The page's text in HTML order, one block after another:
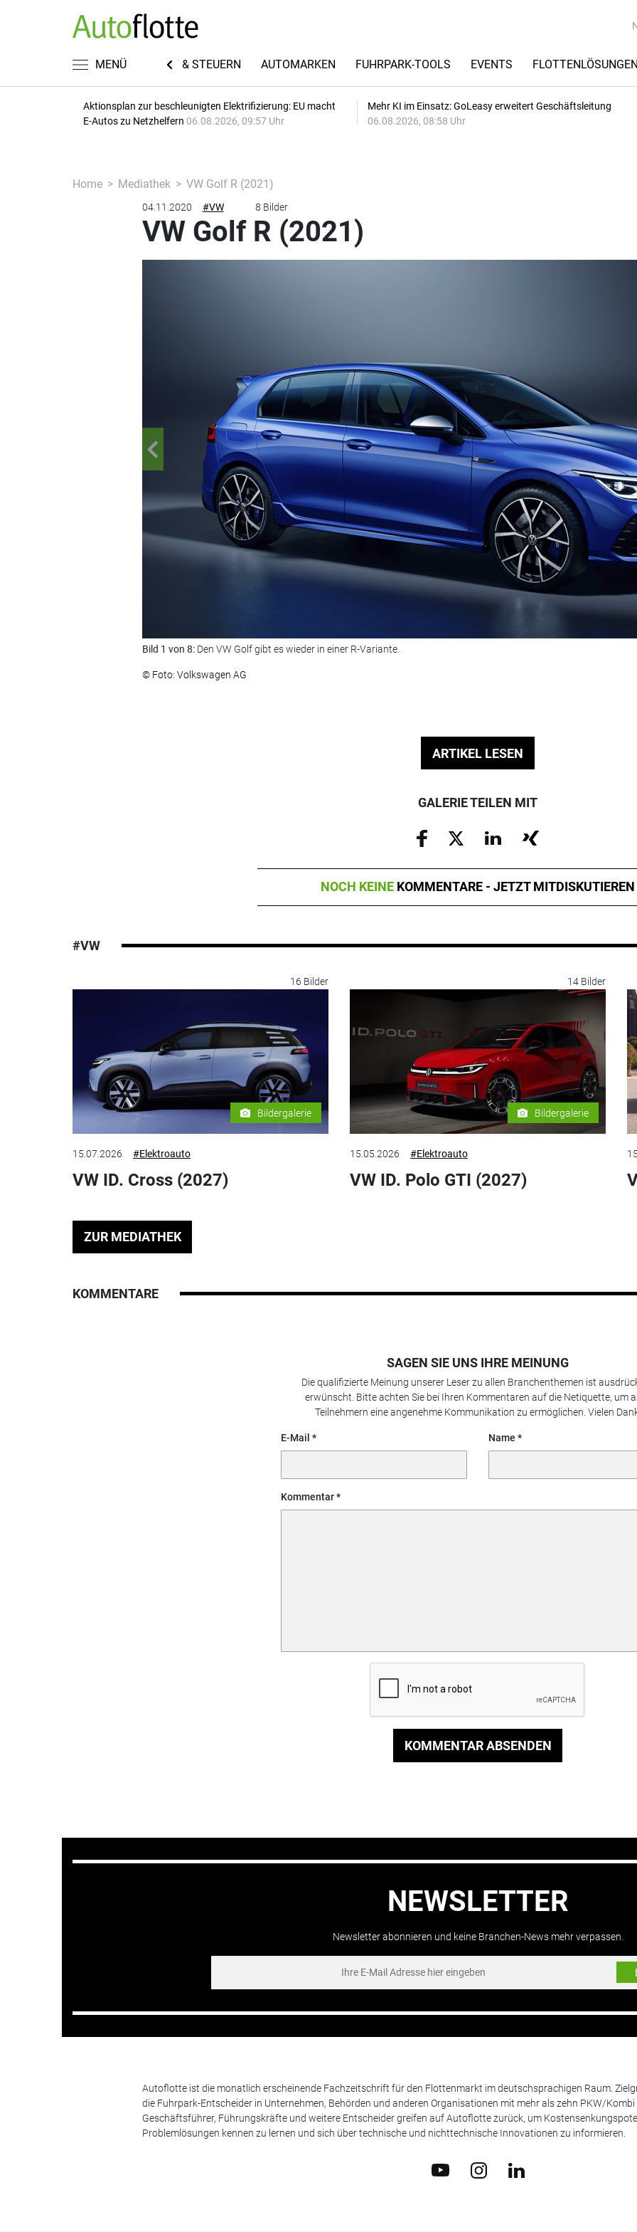
MENÜ
FUHRPARKWISSEN RECHT & STEUERN AUTOMARKEN FUHRPARK-TOOLS EVENTS FLOTTENLÖSUNGEN
Aktionsplan zur beschleunigten Elektrifizierung: EU macht
E-Autos zu Netzhelfern 06.08.2026, 09:57 Uhr
Mehr KI im Einsatz: GoLeasy erweitert Geschäftsleitung
06.08.2026, 08:58 Uhr
Home Mediathek VW Golf R (2021)
04.11.2020 #VW 8 Bilder
VW Golf R (2021)
Bild 1 von 8: Den VW Golf gibt es wieder in einer R-Variante.
© Foto: Volkswagen AG
ARTIKEL LESEN
GALERIE TEILEN MIT
NOCH KEINE KOMMENTARE - JETZT MITDISKUTIEREN
#VW
16 Bilder
Bildergalerie
15.07.2026 #Elektroauto
VW ID. Cross (2027)
14 Bilder
Bildergalerie
15.05.2026 #Elektroauto
VW ID. Polo GTI (2027)
ZUR MEDIATHEK
KOMMENTARE
SAGEN SIE UNS IHRE MEINUNG
Die qualifizierte Meinung unserer Leser zu allen Branchenthemen ist
erwünscht. Bitte achten Sie bei Ihren Kommentaren auf die Netiquette, um
Teilnehmern eine angenehme Kommunikation zu ermöglichen. Vielen
E-Mail Name
Kommentar
KOMMENTAR ABSENDEN
NEWSLETTER
Newsletter abonnieren und keine Branchen-News mehr verpassen.
Autoflotte ist die monatlich erscheinende Fachzeitschrift für den Flottenmarkt im deutschsprachigen Raum.
die Fuhrpark-Entscheider in Unternehmen, Behörden und anderen Organisationen mit mehr als zehn PKW/
Geschäftsführer, Führungskräfte und weitere Entscheider greifen auf Autoflotte zurück, um
Problemlösungen kennen zu lernen und sich über technische und nichttechnische Innovationen zu informieren.